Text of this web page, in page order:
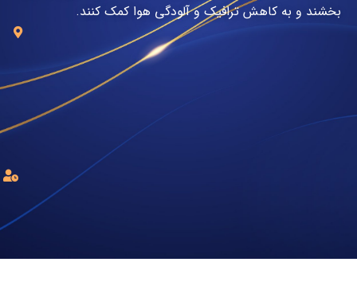
و آلودگی هوا کمک کنند.
تهران
کوچه
پلاک4
کاری:
8